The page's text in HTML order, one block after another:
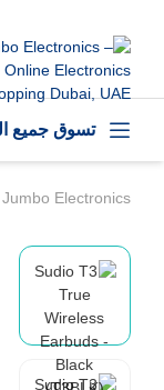
تسوق جميع
Jumbo Electronics